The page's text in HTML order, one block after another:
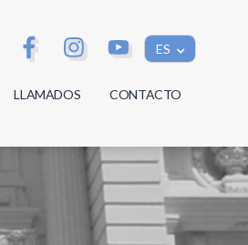
ES
LLAMADOS CONTACTO